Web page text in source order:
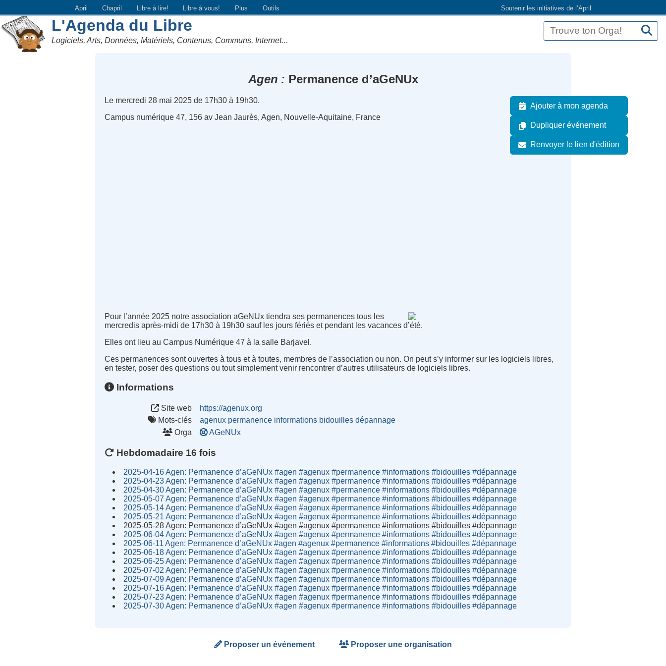
Soutenir les initiatives de l’April
April Chapril Libre à lire! Libre à vous! Plus Outils
L'Agenda du Libre
Logiciels, Arts, Données, Matériels, Contenus, Communs, Internet...
Agen Permanence d’aGeNUx
Ajouter à mon agenda
Dupliquer événement
Renvoyer le lien d'édition
Le mercredi 28 mai 2025 de 17h30 à 19h30.
Campus numérique 47, 156 av Jean Jaurès, Agen, Nouvelle-Aquitaine, France
Pour l’année 2025 notre association aGeNUx tiendra ses permanences tous les
mercredis après-midi de 17h30 à 19h30 sauf les jours fériés et pendant les vacances d’été.
Elles ont lieu au Campus Numérique 47 à la salle Barjavel.
Ces permanences sont ouvertes à tous et à toutes, membres de l’association ou non. On peut s’y informer sur les logiciels libres,
en tester, poser des questions ou tout simplement venir rencontrer d’autres utilisateurs de logiciels libres.
Informations
Site web
https://agenux.org
Mots-clés
agenux permanence informations bidouilles dépannage
Orga
AGeNUx
Hebdomadaire 16 fois
2025-04-16 Agen: Permanence d’aGeNUx #agen #agenux #permanence #informations #bidouilles #dépannage
2025-04-23 Agen: Permanence d’aGeNUx #agen #agenux #permanence #informations #bidouilles #dépannage
2025-04-30 Agen: Permanence d’aGeNUx #agen #agenux #permanence #informations #bidouilles #dépannage
2025-05-07 Agen: Permanence d’aGeNUx #agen #agenux #permanence #informations #bidouilles #dépannage
2025-05-14 Agen: Permanence d’aGeNUx #agen #agenux #permanence #informations #bidouilles #dépannage
2025-05-21 Agen: Permanence d’aGeNUx #agen #agenux #permanence #informations #bidouilles #dépannage
2025-05-28 Agen: Permanence d’aGeNUx #agen #agenux #permanence #informations #bidouilles #dépannage
2025-06-04 Agen: Permanence d’aGeNUx #agen #agenux #permanence #informations #bidouilles #dépannage
2025-06-11 Agen: Permanence d’aGeNUx #agen #agenux #permanence #informations #bidouilles #dépannage
2025-06-18 Agen: Permanence d’aGeNUx #agen #agenux #permanence #informations #bidouilles #dépannage
2025-06-25 Agen: Permanence d’aGeNUx #agen #agenux #permanence #informations #bidouilles #dépannage
2025-07-02 Agen: Permanence d’aGeNUx #agen #agenux #permanence #informations #bidouilles #dépannage
2025-07-09 Agen: Permanence d’aGeNUx #agen #agenux #permanence #informations #bidouilles #dépannage
2025-07-16 Agen: Permanence d’aGeNUx #agen #agenux #permanence #informations #bidouilles #dépannage
2025-07-23 Agen: Permanence d’aGeNUx #agen #agenux #permanence #informations #bidouilles #dépannage
2025-07-30 Agen: Permanence d’aGeNUx #agen #agenux #permanence #informations #bidouilles #dépannage
Proposer un événement Proposer une organisation